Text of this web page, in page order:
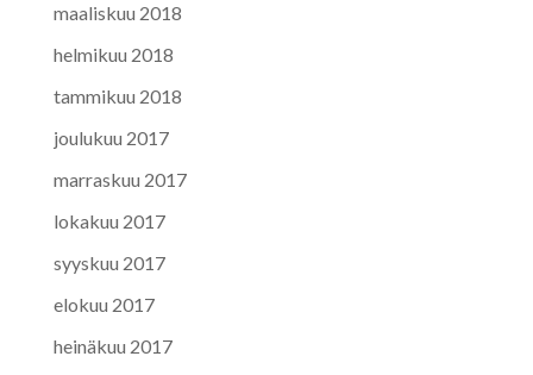
maaliskuu 2018
helmikuu 2018
tammikuu 2018
joulukuu 2017
marraskuu 2017
lokakuu 2017
syyskuu 2017
elokuu 2017
heinäkuu 2017